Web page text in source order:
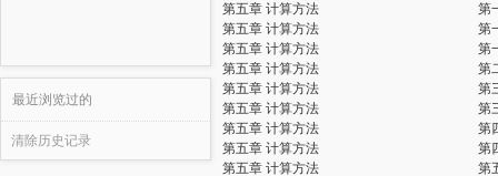
最近浏览过的
清除历史记录
第五章 计算方法
第
第五章 计算方法
第
第五章 计算方法
第
第五章 计算方法
第
第五章 计算方法
第
第五章 计算方法
第
第五章 计算方法
第
第五章 计算方法
第
第五章 计算方法
第